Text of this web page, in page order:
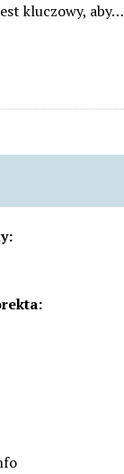
kluczowy, aby…